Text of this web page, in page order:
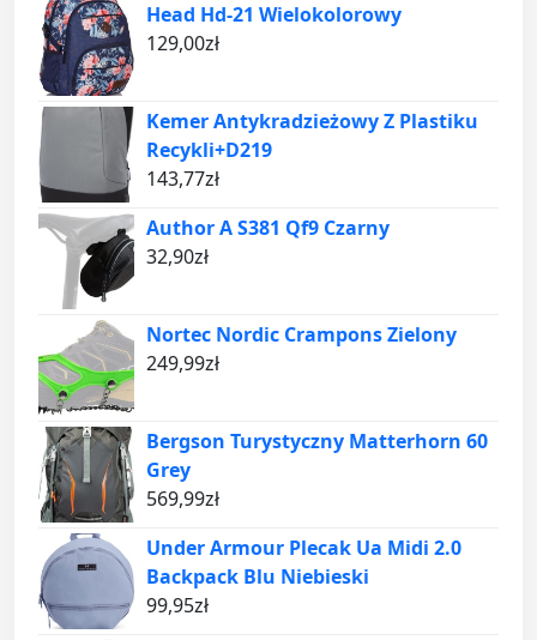
Head Hd-21 Wielokolorowy
129,00zł
Kemer Antykradzieżowy Z Plastiku
Recykli+D219
143,77zł
Author A S381 Qf9 Czarny
32,90zł
Nortec Nordic Crampons Zielony
249,99zł
Bergson Turystyczny Matterhorn 60
Grey
569,99zł
Under Armour Plecak Ua Midi 2.0
Backpack Blu Niebieski
99,95zł